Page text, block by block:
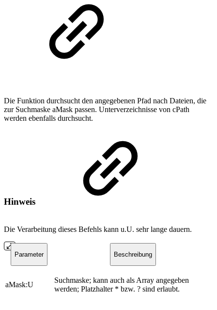
Die Funktion durchsucht den angegebenen Pfad nach Dateien, die
zur Suchmaske aMask passen. Unterverzeichnisse von cPath
werden ebenfalls durchsucht.
Hinweis
Die Verarbeitung dieses Befehls kann u.U. sehr lange dauern.
Parameter Beschreibung
aMask:U
Suchmaske; kann auch als Array angegeben
werden; Platzhalter * bzw. ? sind erlaubt.